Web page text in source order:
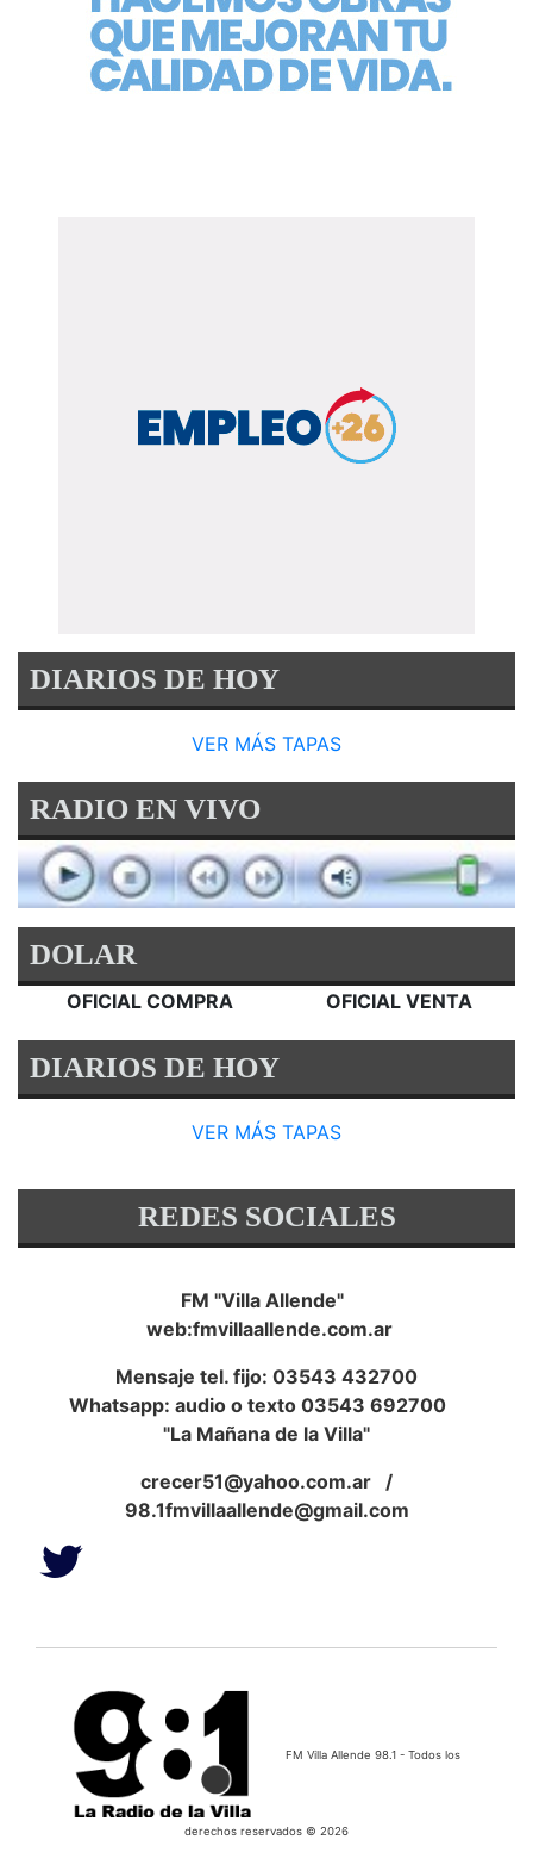
DIARIOS DE HOY
VER MÁS TAPAS
RADIO EN VIVO
DOLAR
OFICIAL COMPRA OFICIAL VENTA
DIARIOS DE HOY
VER MÁS TAPAS
REDES SOCIALES
FM "Villa Allende"
web:fmvillaallende.com.ar
Mensaje tel. fijo: 03543 432700
Whatsapp: audio o texto 03543 692700
"La Mañana de la Villa"
crecer51@yahoo.com.ar /
98.1fmvillaallende@gmail.com
FM Villa Allende 98.1 - Todos los
derechos reservados © 2026